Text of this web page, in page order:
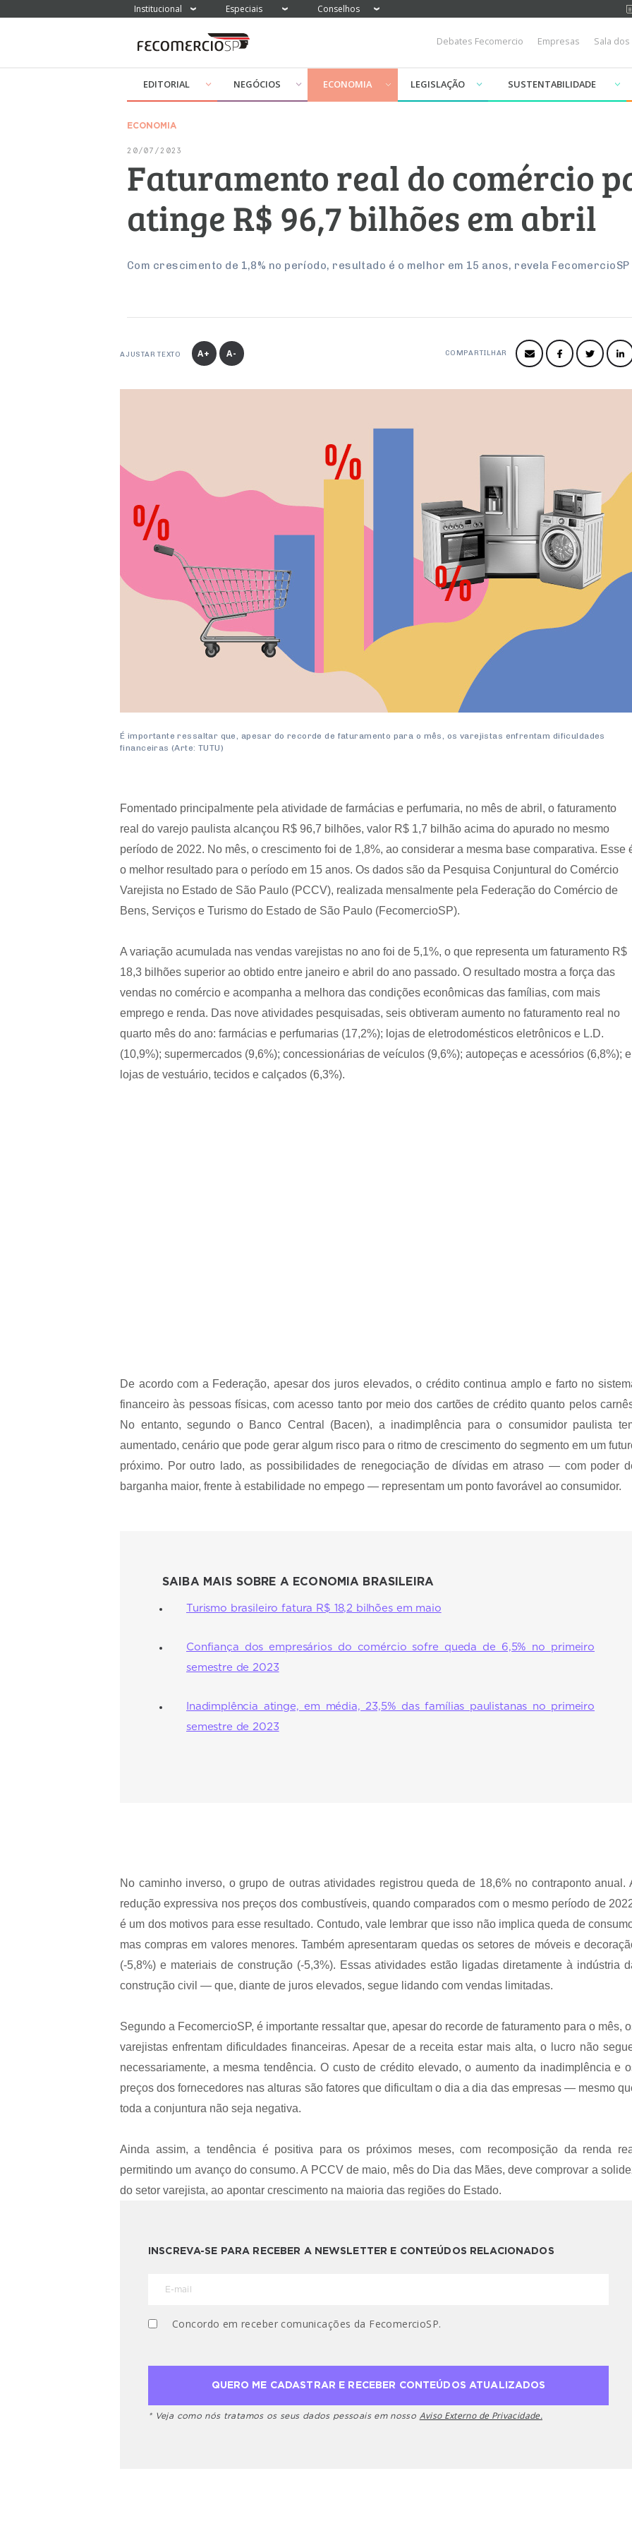
Institucional Especiais Conselhos
Debates Fecomercio Empresas Sala
EDITORIAL NEGÓCIOS ECONOMIA LEGISLAÇÃO SUSTENTABILIDADE
ECONOMIA
20/07/2023
Faturamento real do comércio
atinge R$ 96,7 bilhões em abril
Com crescimento de 1,8% no período, resultado é o melhor em 15 anos, revela FecomercioSP
AJUSTAR TEXTO A+ A- COMPARTILHAR
É importante ressaltar que, apesar do recorde de faturamento para o mês, os varejistas enfrentam dificuldades
financeiras (Arte: TUTU)
Fomentado principalmente pela atividade de farmácias e perfumaria, no mês de abril, o faturamento
real do varejo paulista alcançou R$ 96,7 bilhões, valor R$ 1,7 bilhão acima do apurado no mesmo
período de 2022. No mês, o crescimento foi de 1,8%, ao considerar a mesma base comparativa. Esse
o melhor resultado para o período em 15 anos. Os dados são da Pesquisa Conjuntural do Comércio
Varejista no Estado de São Paulo (PCCV), realizada mensalmente pela Federação do Comércio de
Bens, Serviços e Turismo do Estado de São Paulo (FecomercioSP).
A variação acumulada nas vendas varejistas no ano foi de 5,1%, o que representa um faturamento R$
18,3 bilhões superior ao obtido entre janeiro e abril do ano passado. O resultado mostra a força das
vendas no comércio e acompanha a melhora das condições econômicas das famílias, com mais
emprego e renda. Das nove atividades pesquisadas, seis obtiveram aumento no faturamento real no
quarto mês do ano: farmácias e perfumarias (17,2%); lojas de eletrodomésticos eletrônicos e L.D.
(10,9%); supermercados (9,6%); concessionárias de veículos (9,6%); autopeças e acessórios (6,8%); e
lojas de vestuário, tecidos e calçados (6,3%).
De acordo com a Federação, apesar dos juros elevados, o crédito continua amplo e farto no
financeiro às pessoas físicas, com acesso tanto por meio dos cartões de crédito quanto pelos
No entanto, segundo o Banco Central (Bacen), a inadimplência para o consumidor paulista
aumentado, cenário que pode gerar algum risco para o ritmo de crescimento do segmento em um
próximo. Por outro lado, as possibilidades de renegociação de dívidas em atraso — com poder
barganha maior, frente à estabilidade no empego — representam um ponto favorável ao consumidor.
SAIBA MAIS SOBRE A ECONOMIA BRASILEIRA
Turismo brasileiro fatura R$ 18,2 bilhões em maio
Confiança dos empresários do comércio sofre queda de 6,5% no primeiro
semestre de 2023
Inadimplência atinge, em média, 23,5% das famílias paulistanas no primeiro
semestre de 2023
No caminho inverso, o grupo de outras atividades registrou queda de 18,6% no contraponto anual.
redução expressiva nos preços dos combustíveis, quando comparados com o mesmo período de
é um dos motivos para esse resultado. Contudo, vale lembrar que isso não implica queda de
mas compras em valores menores. Também apresentaram quedas os setores de móveis e
(-5,8%) e materiais de construção (-5,3%). Essas atividades estão ligadas diretamente à indústria
construção civil — que, diante de juros elevados, segue lidando com vendas limitadas.
Segundo a FecomercioSP, é importante ressaltar que, apesar do recorde de faturamento para o mês,
varejistas enfrentam dificuldades financeiras. Apesar de a receita estar mais alta, o lucro não
necessariamente, a mesma tendência. O custo de crédito elevado, o aumento da inadimplência e
preços dos fornecedores nas alturas são fatores que dificultam o dia a dia das empresas — mesmo
toda a conjuntura não seja negativa.
Ainda assim, a tendência é positiva para os próximos meses, com recomposição da renda
permitindo um avanço do consumo. A PCCV de maio, mês do Dia das Mães, deve comprovar a
do setor varejista, ao apontar crescimento na maioria das regiões do Estado.
INSCREVA-SE PARA RECEBER A NEWSLETTER E CONTEÚDOS RELACIONADOS
Concordo em receber comunicações da FecomercioSP.
* Veja como nós tratamos os seus dados pessoais em nosso Aviso Externo de Privacidade.